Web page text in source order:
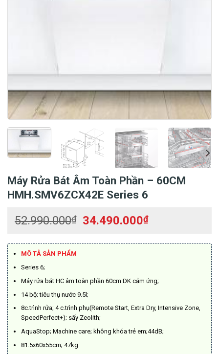
Máy Rửa Bát Âm Toàn Phần – 60CM
HMH.SMV6ZCX42E Series 6
52.990.000₫
Giá
là:
34.490.000₫Giá
tại
34.490.000₫.
MÔ TẢ SẢN PHẨM
Series 6;
Máy rửa bát HC âm toàn phần 60cm DK cảm ứng;
14 bộ; tiêu thụ nước 9.5l;
8c.trình rửa; 4 c.trình phụ(Remote Start, Extra Dry, Intensive Zone,
SpeedPerfect+); sấy Zeolith;
AquaStop; Machine care; không khóa trẻ em;44dB;
81.5x60x55cm; 47kg